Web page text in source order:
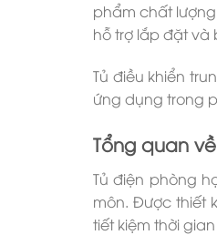
phẩm chất
hỗ trợ lắp đặt và
Tủ điều khiển
ứng dụng trong
Tổng quan
Tủ điện phòng
môn. Được thiết
tiết kiệm thời